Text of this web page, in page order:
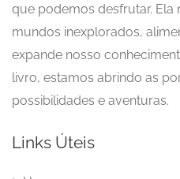
que podemos desfrutar. Ela
mundos inexplorados,
expande nosso
livro, estamos abrindo as
possibilidades e aventuras.
Links Úteis